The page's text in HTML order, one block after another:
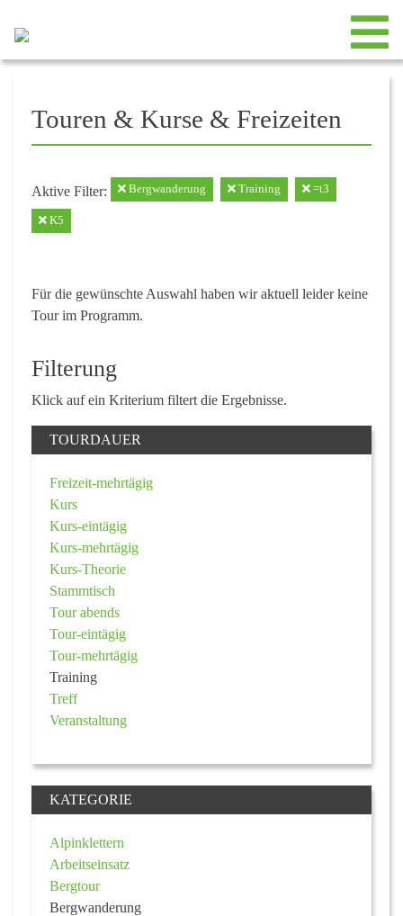
Touren & Kurse & Freizeiten
Aktive Filter: Bergwanderung Training =t3
K5
Für die gewünschte Auswahl haben wir aktuell leider keine
Tour im Programm.
Filterung
Klick auf ein Kriterium filtert die Ergebnisse.
TOURDAUER
Freizeit-mehrtägig
Kurs
Kurs-eintägig
Kurs-mehrtägig
Kurs-Theorie
Stammtisch
Tour abends
Tour-eintägig
Tour-mehrtägig
Training
Treff
Veranstaltung
KATEGORIE
Alpinklettern
Arbeitseinsatz
Bergtour
Bergwanderung